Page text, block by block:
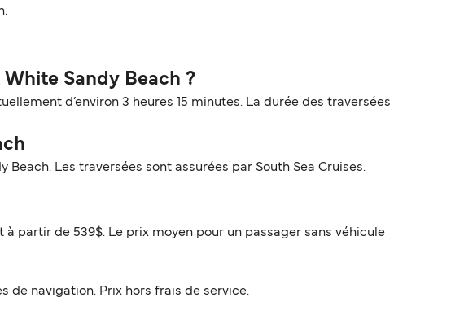
Sandy Beach ?
d’environ 3 heures 15 minutes. La durée des traversées
Les traversées sont assurées par South Sea Cruises.
partir de 539$. Le prix moyen pour un passager sans véhicule
de navigation. Prix hors frais de service.